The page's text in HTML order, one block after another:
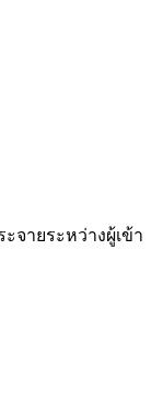
จายระหว่างผู้เข้า